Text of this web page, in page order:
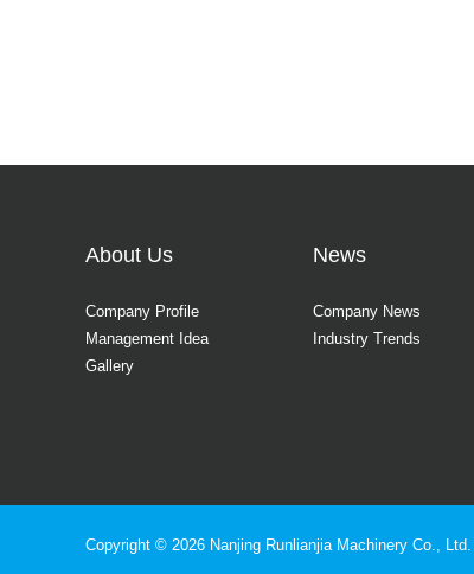
About Us
Company Profile
Management Idea
Gallery
News
Company News
Industry Trends
Copyright © 2026 Nanjing Runlianjia Machinery Co., Ltd.